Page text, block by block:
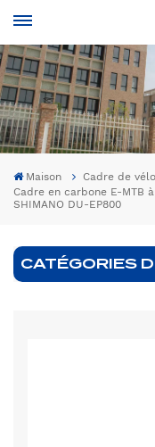
Maison
Cadre de
Cadre en carbone E-MTB
SHIMANO DU-EP800
CATÉGORIES